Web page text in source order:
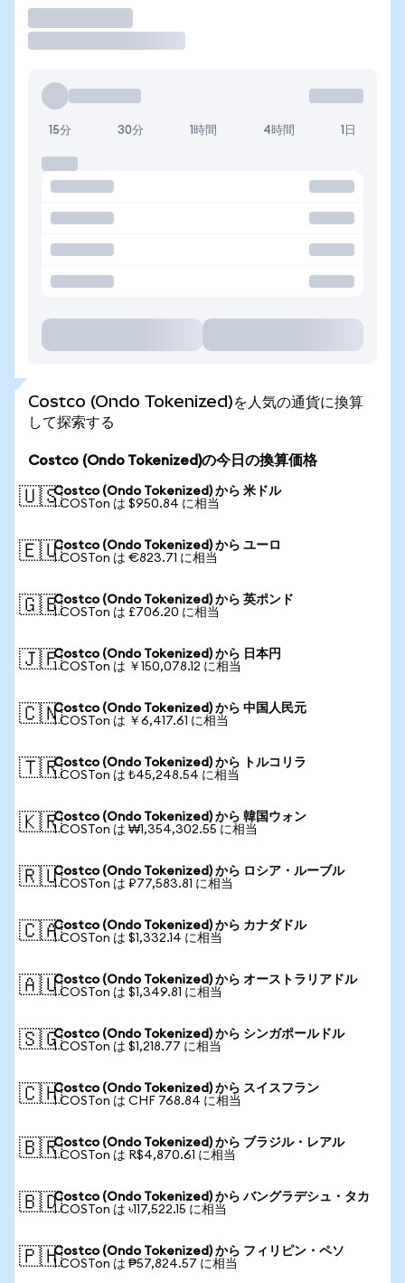
15分 30分 1時間 4時間 1日
Costco (Ondo Tokenized)を人気の通貨に換算
して探索する
Costco (Ondo Tokenized)の今日の換算価格
🇺🇸Costco (Ondo Tokenized) から 米ドル
1 COSTon は $950.84 に相当
🇪🇺Costco (Ondo Tokenized) から ユーロ
1 COSTon は €823.71 に相当
🇬🇧Costco (Ondo Tokenized) から 英ポンド
1 COSTon は £706.20 に相当
🇯🇵Costco (Ondo Tokenized) から 日本円
1 COSTon は ￥150,078.12 に相当
🇨🇳Costco (Ondo Tokenized) から 中国人民元
1 COSTon は ￥6,417.61 に相当
🇹🇷Costco (Ondo Tokenized) から トルコリラ
1 COSTon は ₺45,248.54 に相当
🇰🇷Costco (Ondo Tokenized) から 韓国ウォン
1 COSTon は ₩1,354,302.55 に相当
🇷🇺Costco (Ondo Tokenized) から ロシア・ルーブル
1 COSTon は ₽77,583.81 に相当
🇨🇦Costco (Ondo Tokenized) から カナダドル
1 COSTon は $1,332.14 に相当
🇦🇺Costco (Ondo Tokenized) から オーストラリアドル
1 COSTon は $1,349.81 に相当
🇸🇬Costco (Ondo Tokenized) から シンガポールドル
1 COSTon は $1,218.77 に相当
🇨🇭Costco (Ondo Tokenized) から スイスフラン
1 COSTon は CHF 768.84 に相当
🇧🇷Costco (Ondo Tokenized) から ブラジル・レアル
1 COSTon は R$4,870.61 に相当
🇧🇩Costco (Ondo Tokenized) から バングラデシュ・タカ
1 COSTon は ৳117,522.15 に相当
🇵🇭Costco (Ondo Tokenized) から フィリピン・ペソ
1 COSTon は ₱57,824.57 に相当